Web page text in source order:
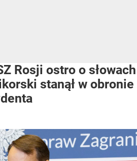
Rosji ostro o słowach
stanął w obronie